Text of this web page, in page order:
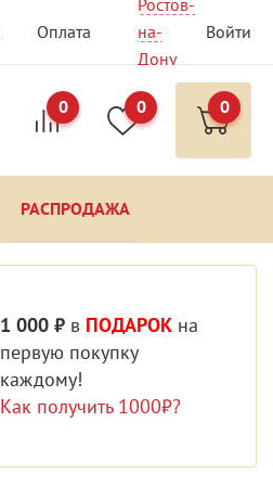
Оплата
Контакты
Ростов-
на-
Дону
Войти
0 0 0
РАСПРОДАЖА
1 000 ₽ в ПОДАРОК на
первую покупку
каждому!
Как получить 1000₽?